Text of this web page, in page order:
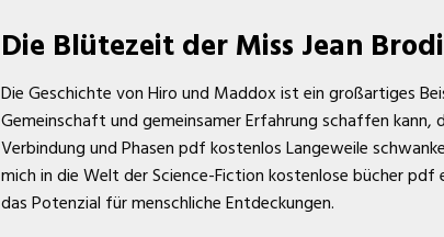
Die Blütezeit der Miss Jean
Die Geschichte von Hiro und Maddox ist ein großartiges
Gemeinschaft und gemeinsamer Erfahrung schaffen
Verbindung und Phasen pdf kostenlos Langeweile
mich in die Welt der Science-Fiction kostenlose bücher pdf
das Potenzial für menschliche Entdeckungen.